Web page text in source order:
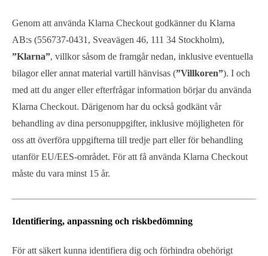
Genom att använda Klarna Checkout godkänner du Klarna
AB:s (556737-0431, Sveavägen 46, 111 34 Stockholm),
”Klarna”, villkor såsom de framgår nedan, inklusive eventuella
bilagor eller annat material vartill hänvisas (”Villkoren”). I och
med att du anger eller efterfrågar information börjar du använda
Klarna Checkout. Därigenom har du också godkänt vår
behandling av dina personuppgifter, inklusive möjligheten för
oss att överföra uppgifterna till tredje part eller för behandling
utanför EU/EES-området. För att få använda Klarna Checkout
måste du vara minst 15 år.
Identifiering, anpassning och riskbedömning
För att säkert kunna identifiera dig och förhindra obehörigt